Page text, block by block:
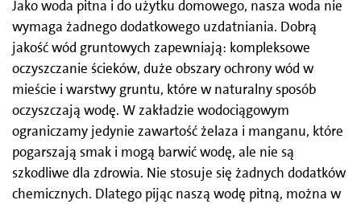
Jako woda pitna i do użytku domowego, nasza woda nie
wymaga żadnego dodatkowego uzdatniania. Dobrą
jakość wód gruntowych zapewniają: kompleksowe
oczyszczanie ścieków, duże obszary ochrony wód w
mieście i warstwy gruntu, które w naturalny sposób
oczyszczają wodę. W zakładzie wodociągowym
ograniczamy jedynie zawartość żelaza i manganu, które
pogarszają smak i mogą barwić wodę, ale nie są
szkodliwe dla zdrowia. Nie stosuje się żadnych dodatków
chemicznych. Dlatego pijąc naszą wodę pitną, można w